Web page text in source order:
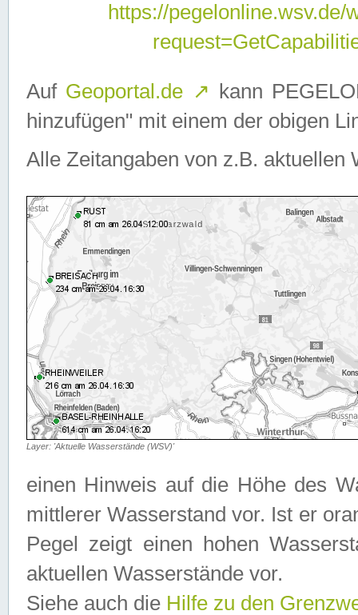
https://
Auf Geoportal.de ↗ kann
hinzufügen" mit einem der obigen
Alle Zeitangaben von z.B. aktuellen
Layer: 'Aktuelle Wasserstände (WSV)'
einen Hinweis auf die Höhe des
mittlerer Wasserstand vor. Ist er
Pegel zeigt einen hohen
aktuellen Wasserstände vor.
Siehe auch die Hilfe zu den